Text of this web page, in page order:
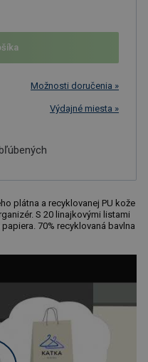
Možnosti doručenia »
Výdajné miesta »
plátna a recyklovanej PU kože
S 20 linajkovými listami
70% recyklovaná bavlna